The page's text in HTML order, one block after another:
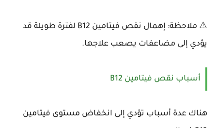
⚠️ ملاحظة: إهمال نقص فيتامين B12 لفترة طويلة قد
يؤدي إلى مضاعفات يصعب علاجها.
أسباب نقص فيتامين B12
هناك عدة أسباب تؤدي إلى انخفاض مستوى فيتامين